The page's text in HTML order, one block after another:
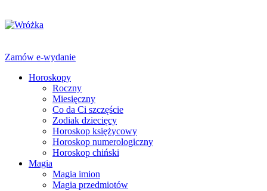
Zamów e-wydanie
Horoskopy
Roczny
Miesięczny
Co da Ci szczęście
Zodiak dziecięcy
Horoskop księżycowy
Horoskop numerologiczny
Horoskop chiński
Magia
Magia imion
Magia przedmiotów